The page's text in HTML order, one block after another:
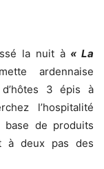
la nuit à « La
ardennaise
3 épis à
l’hospitalité
de produits
à deux pas des